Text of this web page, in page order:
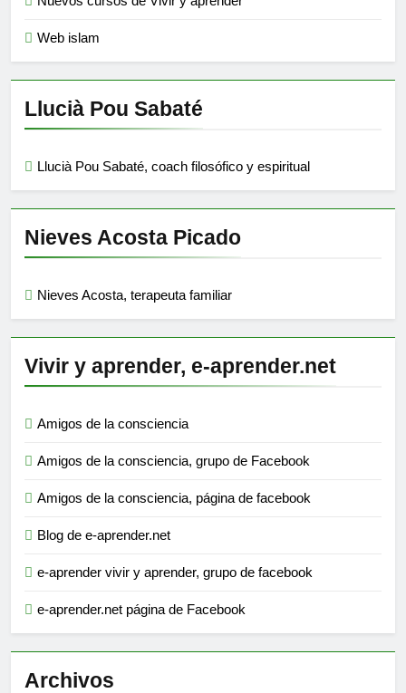
Web islam
Llucià Pou Sabaté
Llucià Pou Sabaté, coach filosófico y espiritual
Nieves Acosta Picado
Nieves Acosta, terapeuta familiar
Vivir y aprender, e-aprender.net
Amigos de la consciencia
Amigos de la consciencia, grupo de Facebook
Amigos de la consciencia, página de facebook
Blog de e-aprender.net
e-aprender vivir y aprender, grupo de facebook
e-aprender.net página de Facebook
Archivos